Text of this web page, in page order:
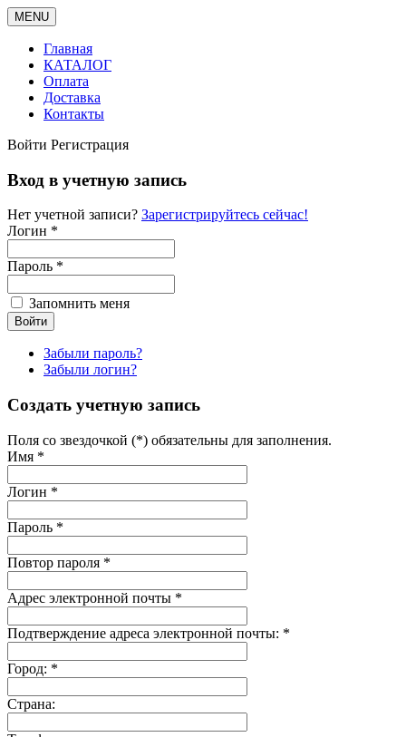
MENU
Главная
КАТАЛОГ
Оплата
Доставка
Контакты
Войти Регистрация
Вход в учетную запись
Нет учетной записи? Зарегистрируйтесь сейчас!
Логин *
Пароль *
Запомнить меня
Забыли пароль?
Забыли логин?
Создать учетную запись
Поля со звездочкой (*) обязательны для заполнения.
Имя *
Логин *
Пароль *
Повтор пароля *
Адрес электронной почты *
Подтверждение адреса электронной почты: *
Город: *
Страна: